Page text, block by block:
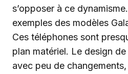
s’opposer à ce
exemples des modèles
Ces téléphones sont
plan matériel. Le design
avec peu de